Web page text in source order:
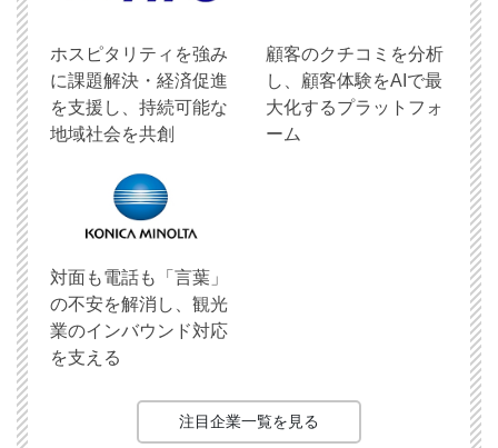
ホスピタリティを強み
に課題解決・経済促進
を支援し、持続可能な
地域社会を共創
顧客のクチコミを分析
し、顧客体験をAIで最
大化するプラットフォ
ーム
対面も電話も「言葉」
の不安を解消し、観光
業のインバウンド対応
を支える
注目企業一覧を見る